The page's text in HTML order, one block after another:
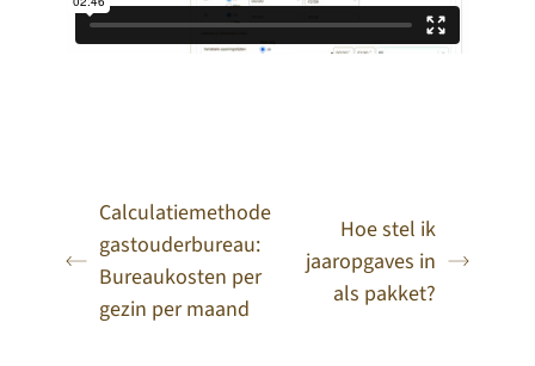
Calculatiemethode
gastouderbureau:
Bureaukosten per
gezin per maand
Hoe stel ik
jaaropgaves in
als pakket?